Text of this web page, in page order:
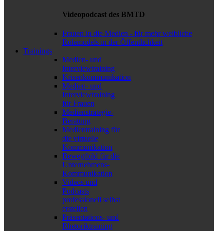
Videopodcast des BMTD
Frauen in die Medien - für mehr weibliche
Rolemodels in der Öffentlichkeit
Trainings
Medien- und
Interviewtraining
Krisenkommunikation
Medien- und
Interviewtraining
für Frauen
Medienstrategie-
Beratung
Medientraining für
die virtuelle
Kommunikation
Bewegtbild für die
Unternehmens-
Kommunikation
Videos und
Podcasts
professionell selbst
erstellen
Präsentations- und
Rhetoriktraining